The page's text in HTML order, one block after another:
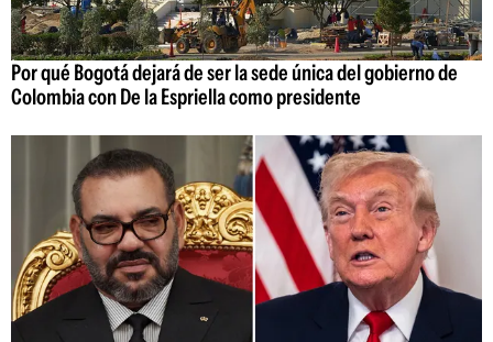
Por qué Bogotá dejará de ser la sede única del gobierno de
Colombia con De la Espriella como presidente